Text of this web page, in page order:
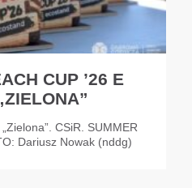
CUP ’26 E
CSiR. SUMMER
Dariusz Nowak (nddg)